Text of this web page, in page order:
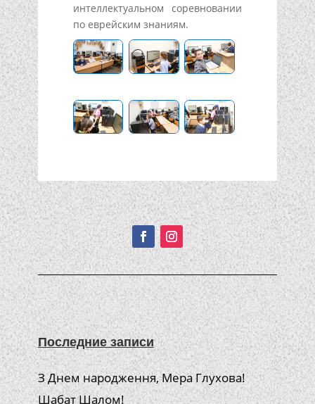
интеллектуальном соревновании
по еврейским знаниям.
Подписывайтесь!
Последние записи
З Днем народження, Мера Глухова!
Шабат Шалом!